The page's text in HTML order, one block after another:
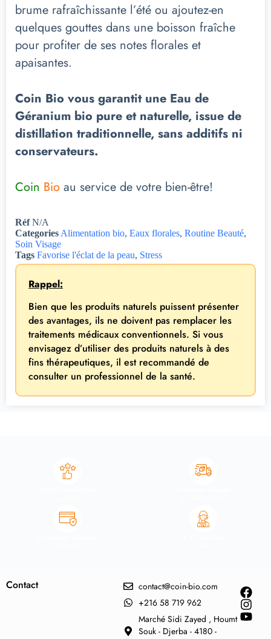
brume rafraîchissante l’été ou ajoutez-en
quelques gouttes dans une boisson fraîche
pour profiter de ses notes florales et
apaisantes.
Coin Bio vous garantit une Eau de
Géranium bio pure et naturelle, issue de
distillation traditionnelle, sans additifs ni
conservateurs.
Coin Bio au service de votre bien-être!
RéfN/A
Categories Alimentation bio, Eaux florales, Routine Beauté,
Soin Visage
Tags Favorise l'éclat de la peau, Stress
Rappel:
Bien que les produits naturels puissent présenter
des avantages, ils ne doivent pas remplacer les
traitements médicaux conventionnels. Si vous
envisagez d’utiliser des produits naturels à des
fins thérapeutiques, il est recommandé de
consulter un professionnel de la santé.
Contact
contact@coin-bio.com
+216 58 719 962
Marché Sidi Zayed , Houmt
Souk - Djerba - 4180 -